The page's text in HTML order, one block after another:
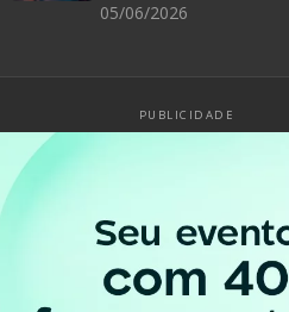
05/06/2026
PUBLICIDADE